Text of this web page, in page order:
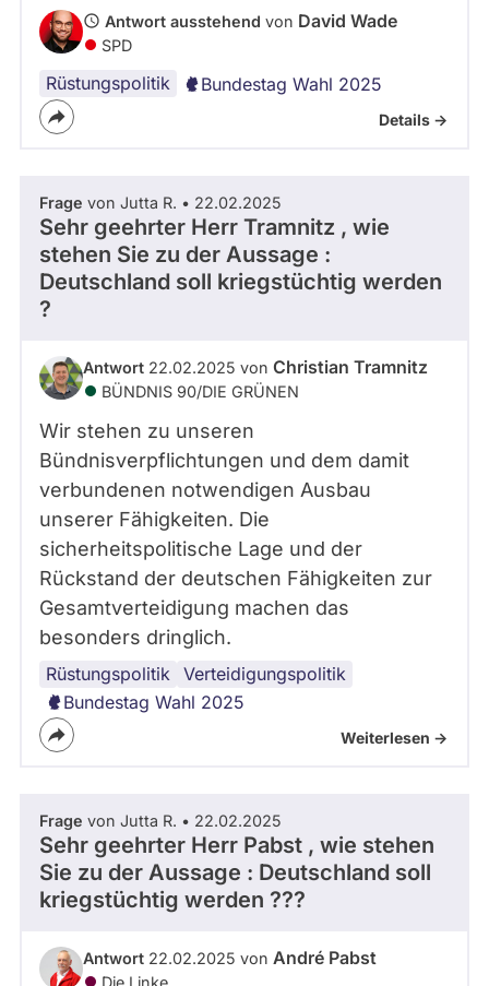
Frage Status
- Alle -
Zeitraum
Antwort ausstehend von David Wade
SPD
Rüstungspolitik Bundestag Wahl 2025
Details ->
Frage von Jutta R. • 22.02.2025
Sehr geehrter Herr Tramnitz , wie
stehen Sie zu der Aussage :
Deutschland soll kriegstüchtig werden
?
Antwort 22.02.2025 von Christian Tramnitz
BÜNDNIS 90/­DIE GRÜNEN
Wir stehen zu unseren
Bündnisverpflichtungen und dem damit
verbundenen notwendigen Ausbau
unserer Fähigkeiten. Die
sicherheitspolitische Lage und der
Rückstand der deutschen Fähigkeiten zur
Gesamtverteidigung machen das
besonders dringlich.
Rüstungspolitik
Verteidigungspolitik
Bundestag Wahl 2025
Weiterlesen ->
Frage von Jutta R. • 22.02.2025
Sehr geehrter Herr Pabst , wie stehen
Sie zu der Aussage : Deutschland soll
kriegstüchtig werden ???
Antwort 22.02.2025 von André Pabst
Die Linke